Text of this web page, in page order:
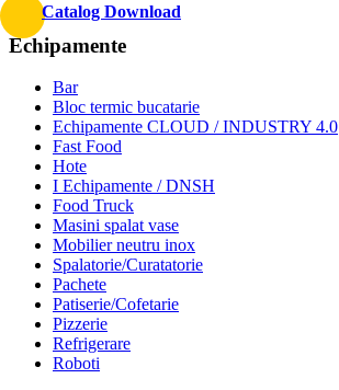
Catalog Download
Echipamente
Bar
Bloc termic bucatarie
Echipamente CLOUD / INDUSTRY 4.0
Fast Food
Hote
I Echipamente / DNSH
Food Truck
Masini spalat vase
Mobilier neutru inox
Spalatorie/Curatatorie
Pachete
Patiserie/Cofetarie
Pizzerie
Refrigerare
Roboti